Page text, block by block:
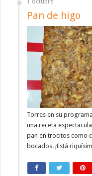
1 octubre
Pan de higo
Torres en su
una receta
pan en trocitos como
bocados. ¡Está